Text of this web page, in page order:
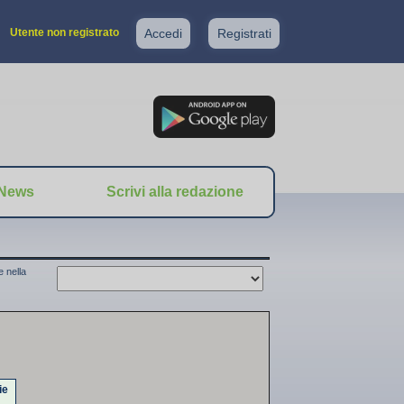
Scrivi alla redazione
nella
Utente non registrato Accedi Registrati